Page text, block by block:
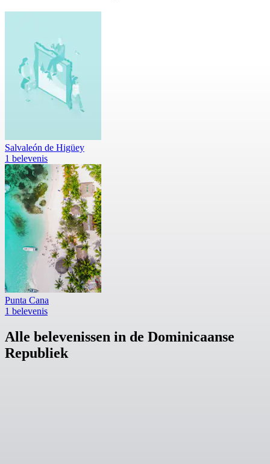
Salvaleón de Higüey
1 belevenis
Punta Cana
1 belevenis
Alle belevenissen in de Dominicaanse
Republiek